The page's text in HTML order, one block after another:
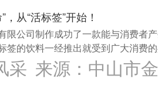
从“活标签”开始！
限公司制作成功了一款能与消费者
签的饮料一经推出就受到广大消费
采 来源： 中山市